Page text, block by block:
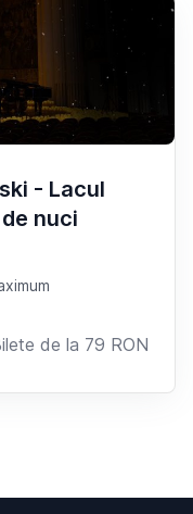
- Lacul
nuci
de la 79 RON